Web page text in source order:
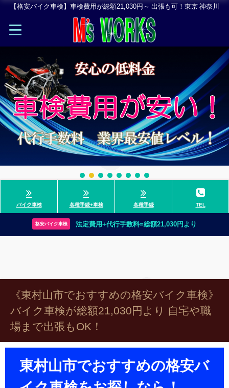
【格安バイク車検】車検費用が総額21,030円～ 出張も可！東京 神奈川
バイク車検 各種手続+車検 各種手続 TEL
格安バイク車検 法定費用+代行手数料=総額21,030円より
《東村山市でおすすめの格安バイク車検》
バイク車検が総額21,030円より 自宅や職
場まで出張もOK！
東村山市でおすすめの格安バ